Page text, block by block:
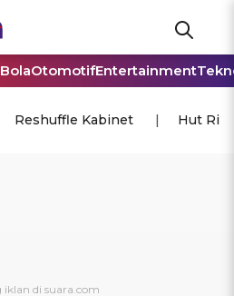
BolaOtomotifEntertainment
Reshuffle Kabinet Hut Ri